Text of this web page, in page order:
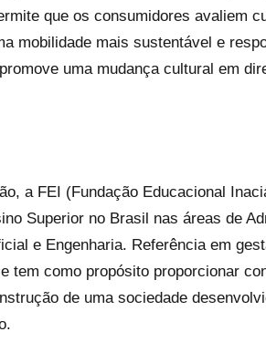
que os consumidores avaliem
mobilidade mais sustentável e
uma mudança cultural em
a FEI (Fundação Educacional
Superior no Brasil nas áreas de
e Engenharia. Referência em
tem como propósito proporcionar
de uma sociedade